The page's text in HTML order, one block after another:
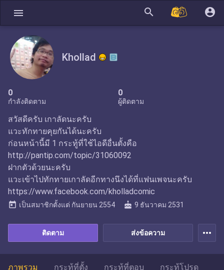
menu search account_circle
Khollad
0
กำลังติดตาม
0
ผู้ติดตาม
ส่งข้อความ
ติดตาม
สวัสดีครับ เกาลัดนะครับ
แวะทักทายคุยกันได้นะครับ
ก่อนหน้านี้มี 1 กระทู้ที่ใช้ไอดีอื่นตั้งคือ
http://pantip.com/topic/31060092
ฝากตัวด้วยนะครับ
แวะเข้าไปทักทายเกาลัดอีกทางนึงได้ที่แฟนเพจนะครับ
https://www.facebook.com/kholladcomic
today เป็นสมาชิกตั้งแต่ กันยายน 2554 cake 9 ธันวาคม 2531
more_horiz
ภาพรวม กระทู้ที่ตั้ง กระทู้ที่ตอบ กระทู้โปรด